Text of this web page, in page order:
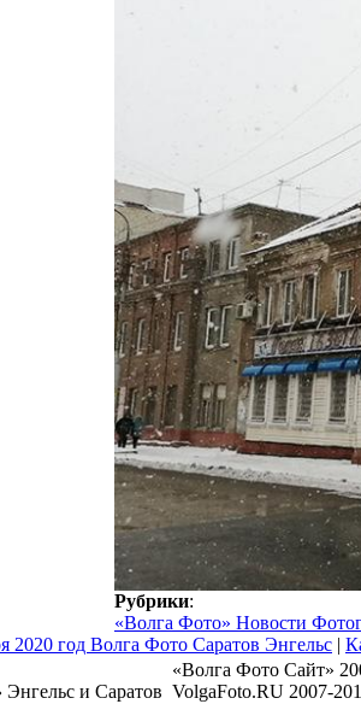
Рубрики:
«Волга Фото» Новости
2020 год Волга Фото Саратов Энгельс |
Энгельс и Саратов
«Волга Фото Сайт»
VolgaFoto.RU 2007-